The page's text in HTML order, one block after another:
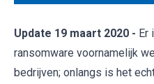
Update 19 maart 2020 - Er
ransomware voornamelijk
bedrijven; onlangs is het